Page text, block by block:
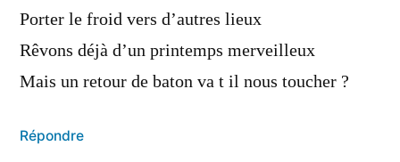
Porter le froid vers d’autres lieux
Rêvons déjà d’un printemps merveilleux
Mais un retour de baton va t il nous toucher ?
Répondre